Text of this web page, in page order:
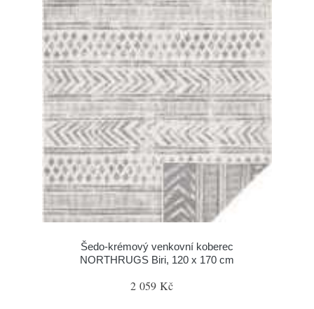
Šedo-krémový venkovní koberec
NORTHRUGS Biri, 120 x 170 cm
2 059 Kč